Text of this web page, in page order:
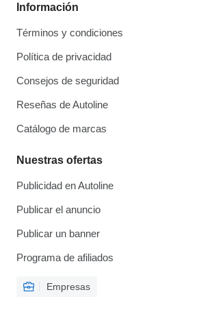
Información
Términos y condiciones
Política de privacidad
Consejos de seguridad
Reseñas de Autoline
Catálogo de marcas
Nuestras ofertas
Publicidad en Autoline
Publicar el anuncio
Publicar un banner
Programa de afiliados
Empresas